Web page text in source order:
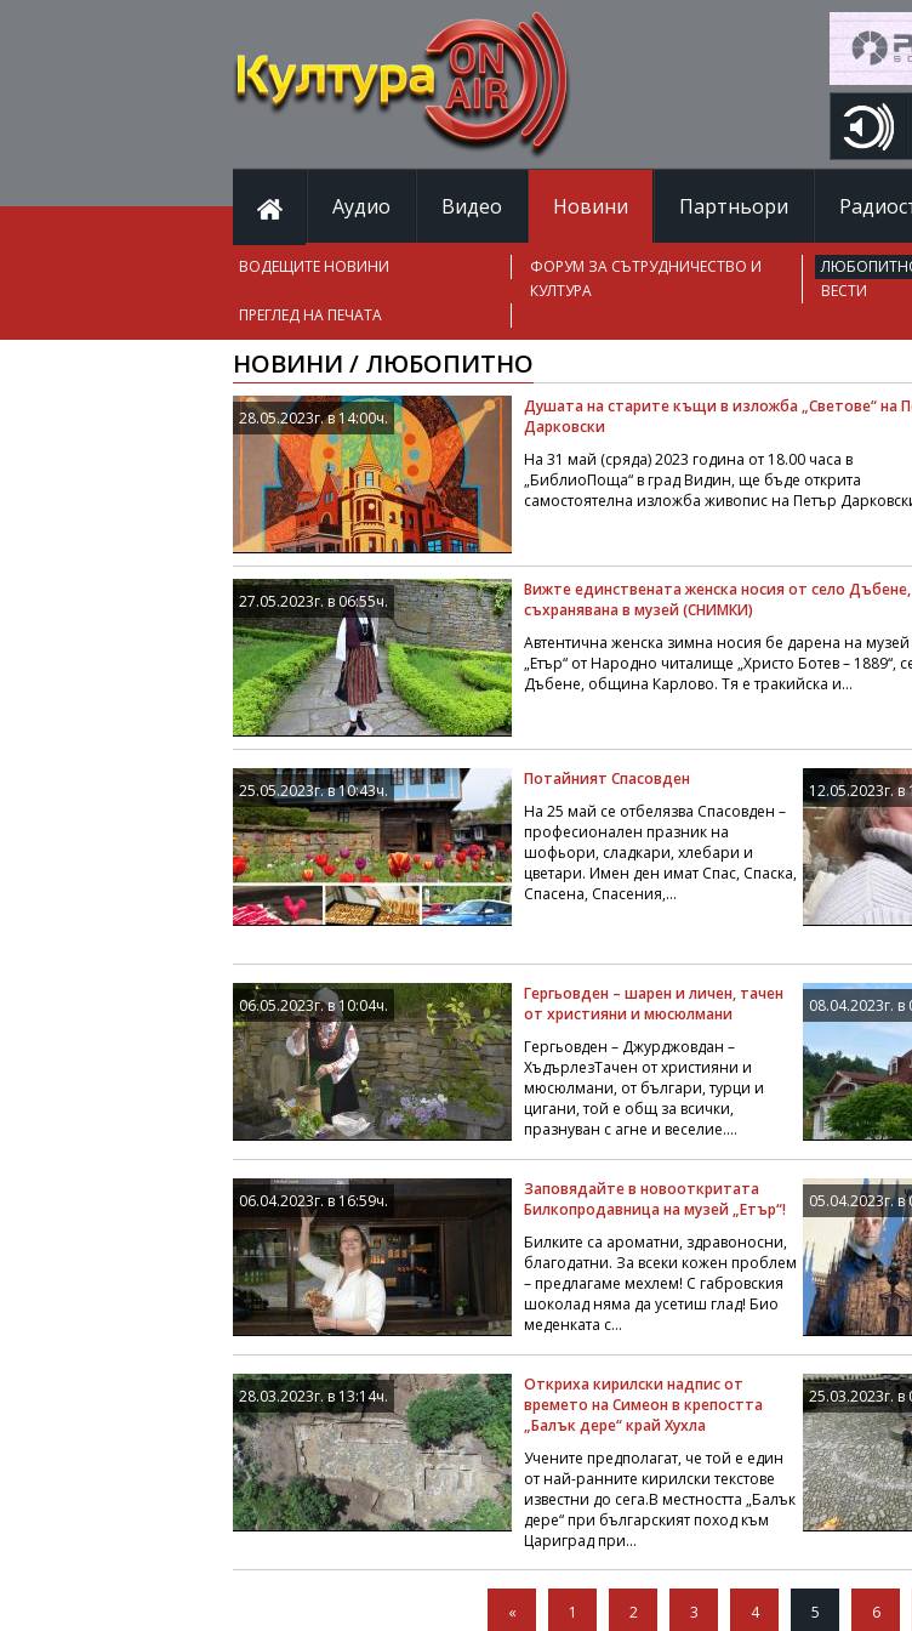
Аудио Видео Новини Партньори
ВОДЕЩИТЕ НОВИНИ
ФОРУМ ЗА СЪТРУДНИЧЕСТВО И
КУЛТУРА
ВЕСТИ
ПРЕГЛЕД НА ПЕЧАТА
НОВИНИ / ЛЮБОПИТНО
28.05.2023г. в 14:00ч.
Душата на старите къщи в изложба „Светове“ на
Дарковски
На 31 май (сряда) 2023 година от 18.00 часа в
„БиблиоПоща“ в град Видин, ще бъде открита
самостоятелна изложба живопис на Петър
27.05.2023г. в 06:55ч.
Вижте единствената женска носия от село Дъбене,
съхранявана в музей (СНИМКИ)
Автентична женска зимна носия бе дарена на музей
„Етър“ от Народно читалище „Христо Ботев – 1889“,
Дъбене, община Карлово. Тя е тракийска и...
25.05.2023г. в 10:43ч.
Потайният Спасовден
На 25 май се отбелязва Спасовден –
професионален празник на
шофьори, сладкари, хлебари и
цветари. Имен ден имат Спас, Спаска,
Спасена, Спасения,...
12.05.2023г. в
06.05.2023г. в 10:04ч.
Гергьовден – шарен и личен, тачен
от християни и мюсюлмани
Гергьовден – Джурджовдан –
ХъдърлезТачен от християни и
мюсюлмани, от българи, турци и
цигани, той е общ за всички,
празнуван с агне и веселие....
08.04.2023г. в
06.04.2023г. в 16:59ч.
Заповядайте в новооткритата
Билкопродавница на музей „Етър“!
Билките са ароматни, здравоносни,
благодатни. За всеки кожен проблем
– предлагаме мехлем! С габровския
шоколад няма да усетиш глад! Био
меденката с...
05.04.2023г. в
28.03.2023г. в 13:14ч.
Откриха кирилски надпис от
времето на Симеон в крепостта
„Балък дере“ край Хухла
Учените предполагат, че той е един
от най-ранните кирилски текстове
известни до сега.В местността „Балък
дере“ при българският поход към
Цариград при...
25.03.2023г. в
« 1 2 3 4 5 6